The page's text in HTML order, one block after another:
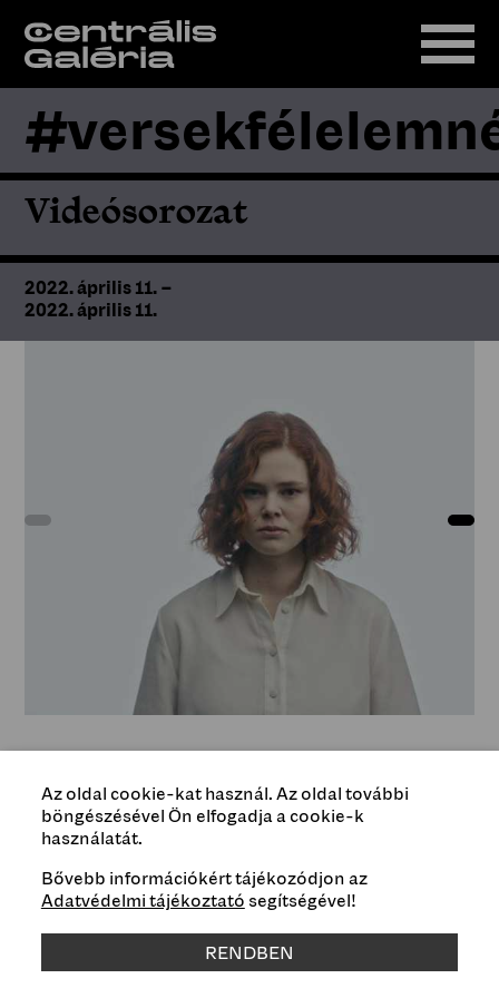
Videósorozat
2022. április 11. –
2022. április 11.
Típus
Esemény
Az oldal cookie-kat használ. Az oldal további
böngészésével Ön elfogadja a cookie-k
használatát.
Bővebb információkért tájékozódjon az
Adatvédelmi tájékoztató segítségével!
RENDBEN